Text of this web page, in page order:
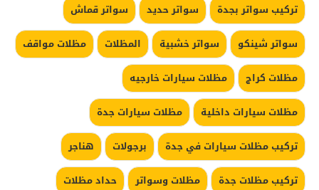
تركيب سواتر بجدة
سواتر حديد
سواتر قماش
سواتر شينكو
سواتر خشبية المظلات
مظلات مواقف
مظلات كراج
مظلات سيارات خارجيه
مظلات سيارات داخلية
مظلات سيارات جدة
تركيب مظلات سيارات في جدة
برجولات
هناجر
تركيب مظلات جدة
مظلات وسواتر
حداد مظلات